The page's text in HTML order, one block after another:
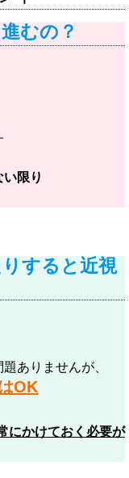
むの？
限り
すると近視
ありませんが、
OK
にかけておく必要が